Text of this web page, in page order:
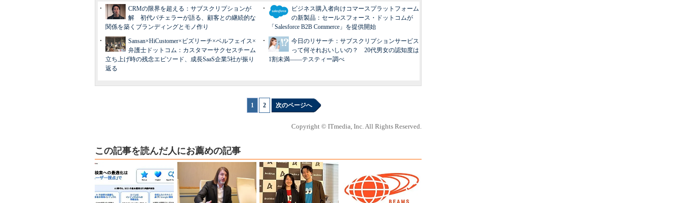
CRMの限界を超える：サブスクリプションが
解 初代バチェラーが語る、顧客との継続的な
関係を築くブランディングとモノ作り
ビジネス購入者向けコマースプラットフォーム
の新製品：セールスフォース・ドットコムが
「Salesforce B2B Commerce」を提供開始
Sansan×HiCustomer×ビズリーチ×ベルフェイス×
弁護士ドットコム：カスタマーサクセスチーム
立ち上げ時の残念エピソード、成長SaaS企業5社が振り
返る
今日のリサーチ：サブスクリプションサービス
って何それおいしいの？ 20代男女の認知度は
1割未満――テスティー調べ
1 2 次のページへ
Copyright © ITmedia, Inc. All Rights Reserved.
この記事を読んだ人にお薦めの記事